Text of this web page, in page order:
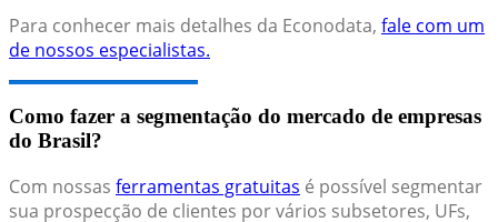
Para conhecer mais detalhes da Econodata, fale com um
de nossos especialistas.
Como fazer a segmentação do mercado de empresas
do Brasil?
Com nossas ferramentas gratuitas é possível segmentar
sua prospecção de clientes por vários subsetores, UFs,